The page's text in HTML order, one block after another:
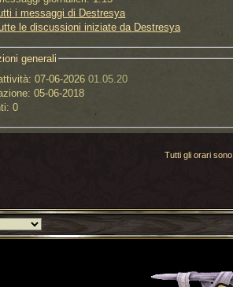
i messaggi di Destresya
le discussioni iniziate da Destresya
generali
07-06-202601.05.20
05-06-2018
0
Tutti gli orari
Torna indietro